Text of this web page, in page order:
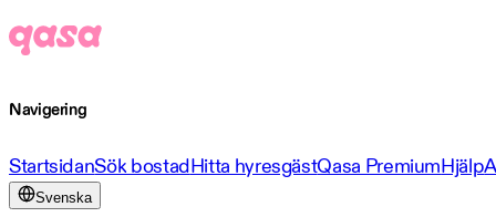
Navigering
StartsidanSök bostadHitta hyresgästQasa PremiumHjälp
Svenska